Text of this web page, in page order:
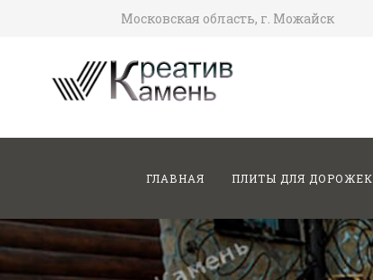
Московская область, г. Можайск
ГЛАВНАЯ ПЛИТЫ ДЛЯ ДОРОЖЕК